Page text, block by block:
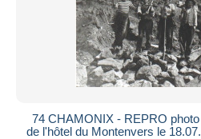
74 CHAMONIX - REPRO
de l'hôtel du Montenvers le